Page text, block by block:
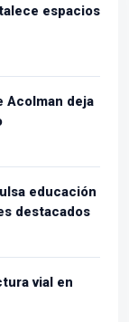
espacios
Acolman deja
educación
destacados
vial en